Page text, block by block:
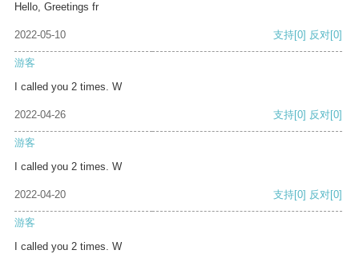
Hello, Greetings fr
2022-05-10 支持[0] 反对[0]
游客
I called you 2 times. W
2022-04-26 支持[0] 反对[0]
游客
I called you 2 times. W
2022-04-20 支持[0] 反对[0]
游客
I called you 2 times. W